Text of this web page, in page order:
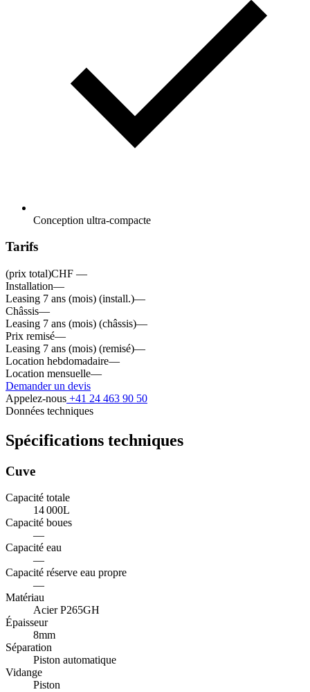
Conception ultra-compacte
Tarifs
(prix total)CHF —
Installation—
Leasing 7 ans (mois) (install.)—
Châssis—
Leasing 7 ans (mois) (châssis)—
Prix remisé—
Leasing 7 ans (mois) (remisé)—
Location hebdomadaire—
Location mensuelle—
Demander un devis
Appelez-nous +41 24 463 90 50
Données techniques
Spécifications techniques
Cuve
Capacité totale
14 000L
Capacité boues
—
Capacité eau
—
Capacité réserve eau propre
—
Matériau
Acier P265GH
Épaisseur
8mm
Séparation
Piston automatique
Vidange
Piston